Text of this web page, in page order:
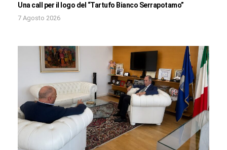
Una call per il logo del “Tartufo Bianco Serrapotamo”
7 Agosto 2026